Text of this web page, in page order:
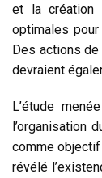
et la création
optimales
Des actions
devraient
L’étude
l’organisation
comme objectif
révélé